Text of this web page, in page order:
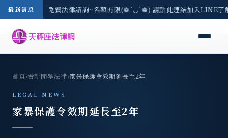
最新消息
-8/3(一) 現場免費法律諮詢~名額有限(❁´◡`❁) 請點此連結加入LINE
首頁›看新聞學法律›家暴保護令效期延長至2年
LEGAL NEWS
家暴保護令效期延長至2年